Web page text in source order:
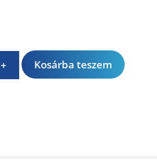
+ Kosárba teszem